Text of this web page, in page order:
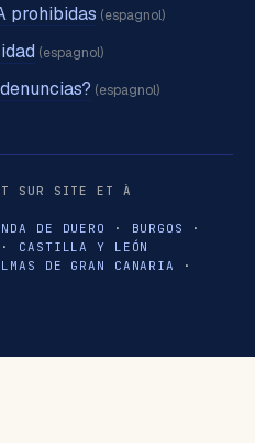
prohibidas (espagnol)
(espagnol)
(espagnol)
SUR SITE ET À
DE DUERO · BURGOS
·
· CASTILLA Y LEÓN
DE GRAN CANARIA
·